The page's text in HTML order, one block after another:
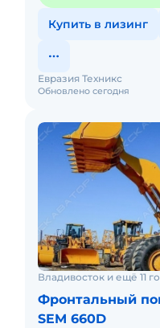
Купить в лизинг
Обновлено сегодня
Евразия Техникс
Владивосток и ещё 11
Фронтальный
SEM 660D